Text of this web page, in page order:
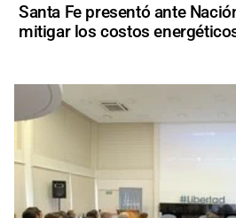
Santa Fe presentó ante
mitigar los costos